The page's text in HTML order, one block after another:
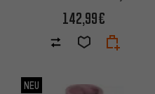
142,99€
NEU